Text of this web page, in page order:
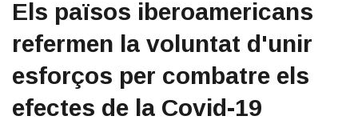
Els països iberoamericans
refermen la voluntat d'unir
esforços per combatre els
efectes de la Covid-19